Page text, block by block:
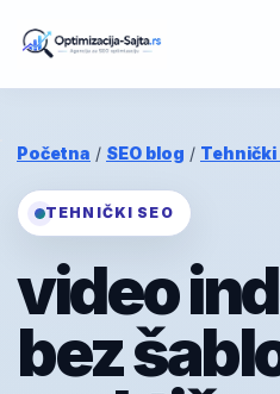
Početna / SEO blog / Tehnički
TEHNIČKI SEO
video
bez